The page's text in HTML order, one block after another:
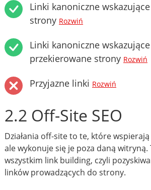
Linki kanoniczne
strony Rozwiń
Linki kanoniczne
przekierowane strony Rozwiń
Przyjazne linki Rozwiń
2.2 Off-Site SEO
Działania off-site to te, które
ale wykonuje się je poza daną witryną.
wszystkim link building, czyli
linków prowadzących do strony.